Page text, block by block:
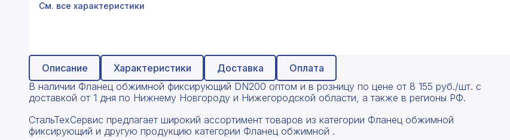
Поликарбонат
Композитная арматура
Сайдинг
См. все характеристики
Описание Характеристики Доставка
Оплата
В наличии Фланец обжимной фиксирующий DN200 оптом и в розницу по цене от 8 155 руб./шт. с
доставкой от 1 дня по Нижнему Новгороду и Нижегородской области, а также в регионы РФ.
СтальТехСервис предлагает широкий ассортимент товаров из категории Фланец обжимной
фиксирующий и другую продукцию категории Фланец обжимной .